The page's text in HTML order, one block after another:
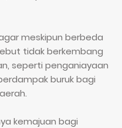
meskipun berbeda
tidak berkembang
seperti penganiayaan
buruk bagi
kemajuan bagi